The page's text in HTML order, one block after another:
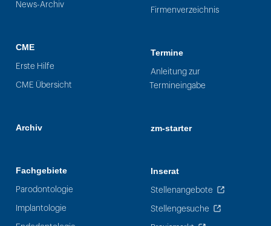
News-Archiv
CME
Erste Hilfe
CME Übersicht
Archiv
Fachgebiete
Parodontologie
Implantologie
Firmenverzeichnis
Termine
Anleitung zur
Termineingabe
zm-starter
Inserat
Stellenangebote
Stellengesuche